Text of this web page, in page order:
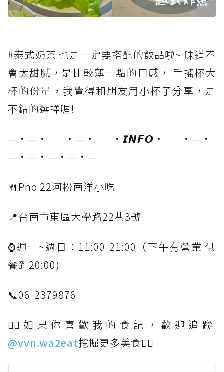
#泰式奶茶 也是一定要搭配的飲品啦~ 味道不
會太甜膩，是比較薄一點的口感， 手搖杯大
杯的份量，我覺得和朋友用小杯子分享，是
不錯的選擇喔!
—·—·——·—·——·𝙄𝙉𝙁𝙊·——·—·
—·—·—·—·—
🍴Pho 22河粉南洋小吃
📍台南市東區大學路22巷3號
⌚週一~週日：11:00-21:00（下午有營業 供
餐到20:00)
📞06-2379876
👉🏻如果你喜歡我的食記，歡迎追蹤
@vvn.wa2eat挖掘更多美食👈🏻